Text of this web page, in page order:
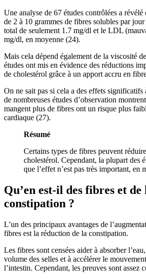
Une analyse de 67 études contrôlées a
de 2 à 10 grammes de fibres solubles par
total de seulement 1.7 mg/dl et le LDL
mg/dl, en moyenne (24).
Mais cela dépend également de la viscosité
études ont mis en évidence des réductions
de cholestérol grâce à un apport accru en
On ne sait pas si cela a des effets
de nombreuses études d’observation
mangent plus de fibres ont un risque plus
cardiaque (27).
Résumé
Certains types de fibres peuvent
cholestérol. Cependant, la plupart des
que l’effet n’est pas très important, en
Qu’en est-il des fibres et de
constipation ?
L’un des principaux avantages de
fibres est la réduction de la constipation.
Les fibres sont censées aider à absorber
volume des selles et à accélérer le
l’intestin. Cependant, les preuves sont assez